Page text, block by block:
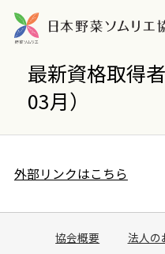
最新資格取得
03月）
外部リンクはこちら
協会概要 法人の